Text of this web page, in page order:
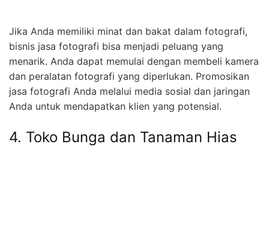
Jika Anda memiliki minat dan bakat dalam fotografi,
bisnis jasa fotografi bisa menjadi peluang yang
menarik. Anda dapat memulai dengan membeli kamera
dan peralatan fotografi yang diperlukan. Promosikan
jasa fotografi Anda melalui media sosial dan jaringan
Anda untuk mendapatkan klien yang potensial.
4. Toko Bunga dan Tanaman Hias